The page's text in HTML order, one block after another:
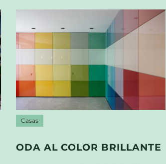
Casas
ODA AL COLOR BRILLANTE